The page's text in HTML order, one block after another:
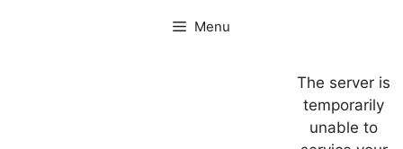
Menu
The server is
temporarily
unable to